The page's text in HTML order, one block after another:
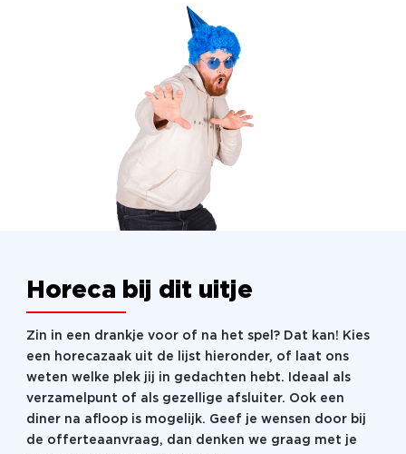
Horeca bij dit uitje
Zin in een drankje voor of na het spel? Dat kan! Kies
een horecazaak uit de lijst hieronder, of laat ons
weten welke plek jij in gedachten hebt. Ideaal als
verzamelpunt of als gezellige afsluiter. Ook een
diner na afloop is mogelijk. Geef je wensen door bij
de offerteaanvraag, dan denken we graag met je